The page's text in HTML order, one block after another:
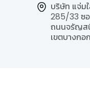
บริษัท แจ่ม
285/33 ซ
ถนนจรัญส
เขตบางก